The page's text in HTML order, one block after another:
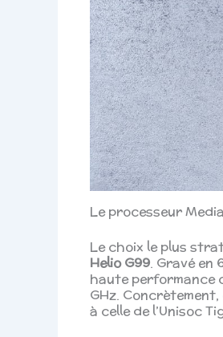
Le processeur
Le choix le plus
Helio G99. Gravé en
haute performance
GHz.
à celle de l’Unisoc